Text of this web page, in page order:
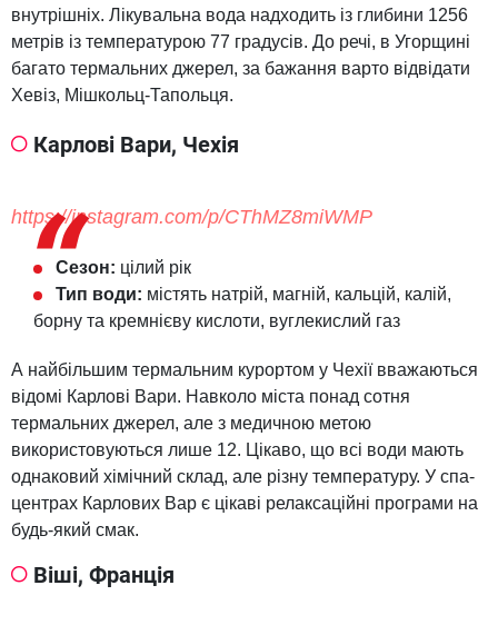
внутрішніх. Лікувальна вода надходить із глибини 1256
метрів із температурою 77 градусів. До речі, в Угорщині
багато термальних джерел, за бажання варто відвідати
Хевіз, Мішкольц-Тапольця.
Карлові Вари, Чехія
https://instagram.com/p/CThMZ8miWMP
Сезон: цілий рік
Тип води: містять натрій, магній, кальцій, калій,
борну та кремнієву кислоти, вуглекислий газ
А найбільшим термальним курортом у Чехії вважаються
відомі Карлові Вари. Навколо міста понад сотня
термальних джерел, але з медичною метою
використовуються лише 12. Цікаво, що всі води мають
однаковий хімічний склад, але різну температуру. У спа-
центрах Карлових Вар є цікаві релаксаційні програми на
будь-який смак.
Віші, Франція